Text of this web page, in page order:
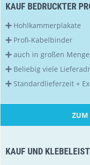
KAUF BEDRUCKTER
Hohlkammerplakate
Profi-Kabelbinder
auch in großen
Beliebig viele
Standardlieferzeit +
ZUM
KAUF UND